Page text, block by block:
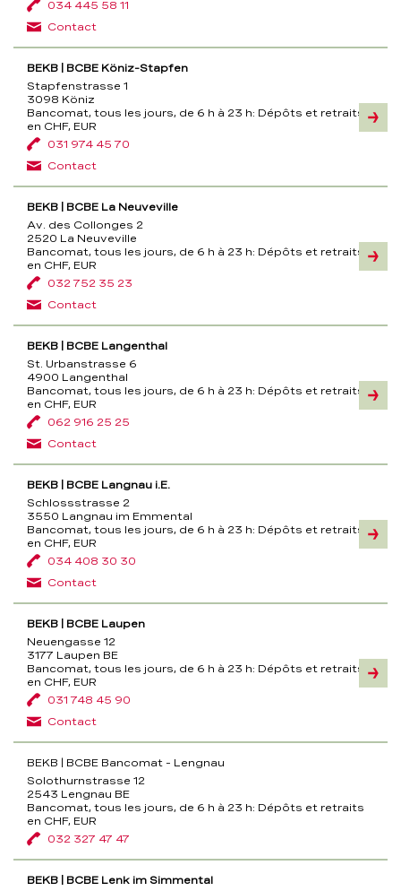
034 445 58 11
Contact
BEKB | BCBE Köniz-Stapfen
Stapfenstrasse 1
3098 Köniz
Bancomat, tous les jours, de 6 h à 23 h: Dépôts et retraits
en CHF, EUR
031 974 45 70
Contact
BEKB | BCBE La Neuveville
Av. des Collonges 2
2520 La Neuveville
Bancomat, tous les jours, de 6 h à 23 h: Dépôts et retraits
en CHF, EUR
032 752 35 23
Contact
BEKB | BCBE Langenthal
St. Urbanstrasse 6
4900 Langenthal
Bancomat, tous les jours, de 6 h à 23 h: Dépôts et retraits
en CHF, EUR
062 916 25 25
Contact
BEKB | BCBE Langnau i.E.
Schlossstrasse 2
3550 Langnau im Emmental
Bancomat, tous les jours, de 6 h à 23 h: Dépôts et retraits
en CHF, EUR
034 408 30 30
Contact
BEKB | BCBE Laupen
Neuengasse 12
3177 Laupen BE
Bancomat, tous les jours, de 6 h à 23 h: Dépôts et retraits
en CHF, EUR
031 748 45 90
Contact
BEKB | BCBE Bancomat - Lengnau
Solothurnstrasse 12
2543 Lengnau BE
Bancomat, tous les jours, de 6 h à 23 h: Dépôts et retraits
en CHF, EUR
032 327 47 47
BEKB | BCBE Lenk im Simmental